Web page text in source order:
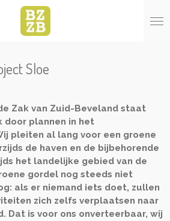
Sloe
Zak van Zuid-Beveland staat
door plannen in het
pleiten al lang voor een groene
de haven en de bijbehorende
het landelijke gebied van de
gordel nog steeds niet
als er niemand iets doet, zullen
zich zelfs verplaatsen naar
Dat is voor ons onverteerbaar, wij